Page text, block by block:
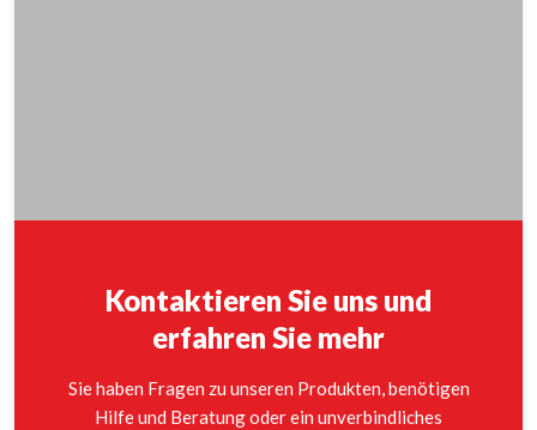
Kontaktieren Sie uns und
erfahren Sie mehr
Sie haben Fragen zu unseren Produkten, benötigen
Hilfe und Beratung oder ein unverbindliches